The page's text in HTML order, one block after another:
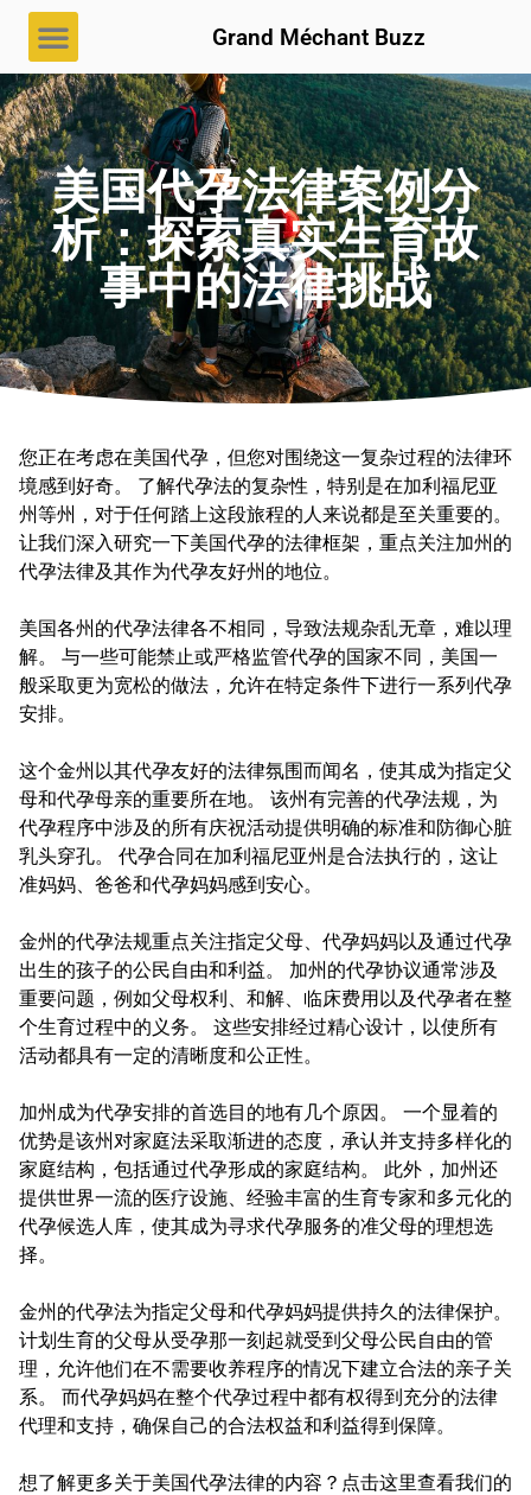
Grand Méchant Buzz
美国代孕法律案例分
析：探索真实生育故
事中的法律挑战
您正在考虑在美国代孕，但您对围绕这一复杂过程的法律环
境感到好奇。 了解代孕法的复杂性，特别是在加利福尼亚
州等州，对于任何踏上这段旅程的人来说都是至关重要的。
让我们深入研究一下美国代孕的法律框架，重点关注加州的
代孕法律及其作为代孕友好州的地位。
美国各州的代孕法律各不相同，导致法规杂乱无章，难以理
解。 与一些可能禁止或严格监管代孕的国家不同，美国一
般采取更为宽松的做法，允许在特定条件下进行一系列代孕
安排。
这个金州以其代孕友好的法律氛围而闻名，使其成为指定父
母和代孕母亲的重要所在地。 该州有完善的代孕法规，为
代孕程序中涉及的所有庆祝活动提供明确的标准和防御心脏
乳头穿孔。 代孕合同在加利福尼亚州是合法执行的，这让
准妈妈、爸爸和代孕妈妈感到安心。
金州的代孕法规重点关注指定父母、代孕妈妈以及通过代孕
出生的孩子的公民自由和利益。 加州的代孕协议通常涉及
重要问题，例如父母权利、和解、临床费用以及代孕者在整
个生育过程中的义务。 这些安排经过精心设计，以使所有
活动都具有一定的清晰度和公正性。
加州成为代孕安排的首选目的地有几个原因。 一个显着的
优势是该州对家庭法采取渐进的态度，承认并支持多样化的
家庭结构，包括通过代孕形成的家庭结构。 此外，加州还
提供世界一流的医疗设施、经验丰富的生育专家和多元化的
代孕候选人库，使其成为寻求代孕服务的准父母的理想选
择。
金州的代孕法为指定父母和代孕妈妈提供持久的法律保护。
计划生育的父母从受孕那一刻起就受到父母公民自由的管
理，允许他们在不需要收养程序的情况下建立合法的亲子关
系。 而代孕妈妈在整个代孕过程中都有权得到充分的法律
代理和支持，确保自己的合法权益和利益得到保障。
想了解更多关于美国代孕法律的内容？点击这里查看我们的